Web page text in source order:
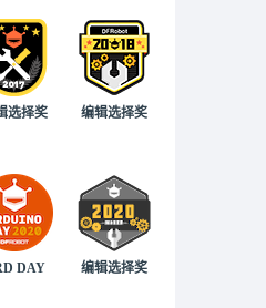
选择奖 编辑选择奖
DAY 编辑选择奖